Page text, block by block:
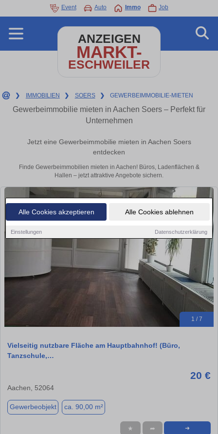
Alle Cookies akzeptieren Alle Cookies ablehnen
Einstellungen Datenschutzerklärung
Event Auto Immo Job
ANZEIGEN
MARKT-
ESCHWEILER
❯ IMMOBILIEN ❯ SOERS ❯ GEWERBEIMMOBILIE-MIETEN
Gewerbeimmobilie mieten in Aachen Soers – Perfekt für
Unternehmen
Jetzt eine Gewerbeimmobilie mieten in Aachen Soers
entdecken
Finde Gewerbeimmobilien mieten in Aachen! Büros, Ladenflächen &
Hallen – jetzt attraktive Angebote sichern.
1 / 7
Vielseitig nutzbare Fläche am Hauptbahnhof! (Büro,
Tanzschule,…
20 €
Aachen, 52064
Gewerbeobjekt ca. 90,00 m²
★ ➦ ➜